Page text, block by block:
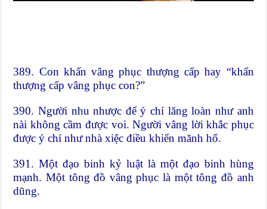
389. Con khấn vâng phục thượng cấp hay “khấn
thượng cấp vâng phục con?”
390. Người nhu nhược để ý chí lăng loàn như anh
nài không cầm được voi. Người vâng lời khắc phục
được ý chí như nhà xiệc điều khiển mãnh hổ.
391. Một đạo binh kỷ luật là một đạo binh hùng
mạnh. Một tông đồ vâng phục là một tông đồ anh
dũng.